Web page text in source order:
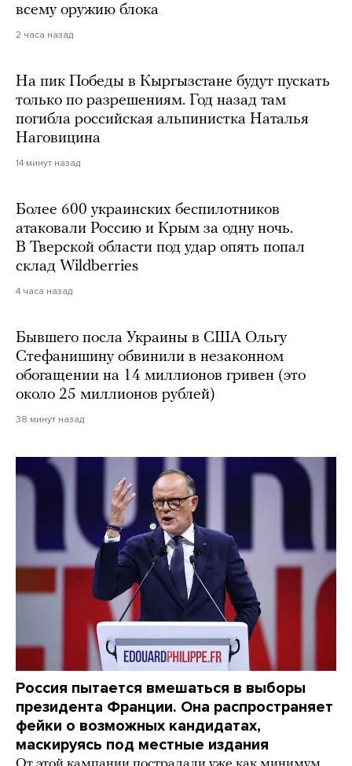
всему оружию блока
2 часа назад
На пик Победы в Кыргызстане будут пускать
только по разрешениям. Год назад там
погибла российская альпинистка Наталья
Наговицина
14 минут назад
Более 600 украинских беспилотников
атаковали Россию и Крым за одну ночь.
В Тверской области под удар опять попал
склад Wildberries
4 часа назад
Бывшего посла Украины в США Ольгу
Стефанишину обвинили в незаконном
обогащении на 14 миллионов гривен (это
около 25 миллионов рублей)
38 минут назад
Россия пытается вмешаться в выборы
президента Франции. Она распространяет
фейки о возможных кандидатах,
маскируясь под местные издания